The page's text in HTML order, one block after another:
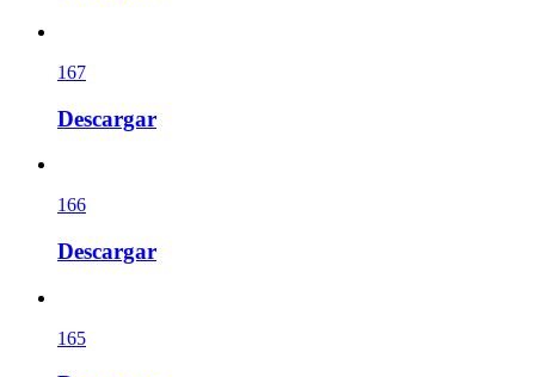
167
Descargar
166
Descargar
165